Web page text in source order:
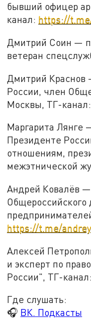
бывший офицер
канал: https://
Дмитрий Соин —
ветеран
Дмитрий Краснов
России, член
Москвы, ТГ-канал:
Маргарита Лянге
Президенте
отношениям,
межэтнической
Андрей Ковалёв
Общероссийского
https://t.me/
Алексей
и эксперт по
России", ТГ-канал:
Где слушать:
🎧 ВК. Подкасты